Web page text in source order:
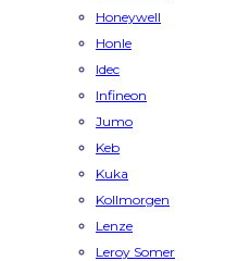
Honeywell
Honle
Idec
Infineon
Jumo
Keb
Kuka
Kollmorgen
Lenze
Leroy Somer